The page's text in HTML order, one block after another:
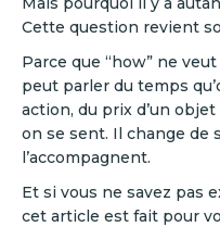
Cette question revient
Parce que “how” ne
peut parler du temps
action, du prix d’un
on se sent. Il change de
l’accompagnent.
Et si vous ne savez pas
cet article est fait pour